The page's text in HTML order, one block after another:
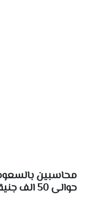
حوالى 50 الف جنية مصرى